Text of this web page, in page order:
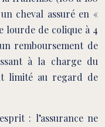
cheval assuré en «
lourde de colique à 4
remboursement de
à la charge du
limité au regard de
: l’assurance ne